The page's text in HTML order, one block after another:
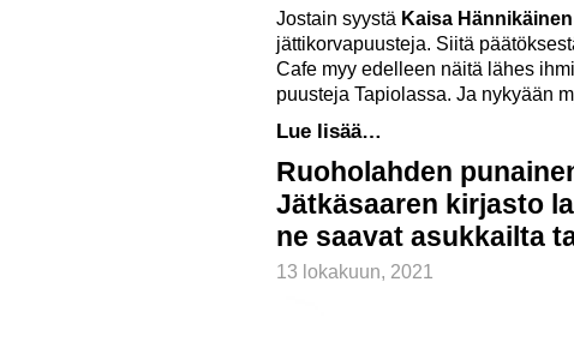
Jostain syystä Kaisa Hännikäinen
jättikorvapuusteja. Siitä
Cafe myy edelleen näitä lähes
puusteja Tapiolassa. Ja nykyään
Lue lisää…
Ruoholahden
Jätkäsaaren kirjasto
ne saavat asukkailta
13 lokakuun, 2021